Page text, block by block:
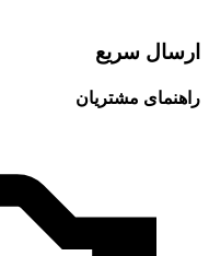
ارسال سریع
راهنمای مشتریان